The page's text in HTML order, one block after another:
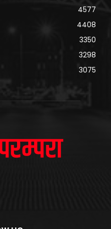
4577
4408
3350
3298
3075